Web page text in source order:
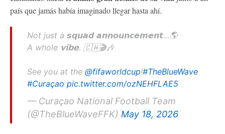
país que jamás había imaginado llegar hasta ahí.
Not just a 𝙨𝙦𝙪𝙖𝙙 𝙖𝙣𝙣𝙤𝙪𝙣𝙘𝙚𝙢𝙚𝙣𝙩...🌎
A whole 𝘃𝗶𝗯𝗲. 🇨🇼🎬🎶
See you at the @fifaworldcup!#TheBlueWave
#Curaçao pic.twitter.com/ozNEHFLAE5
— Curaçao National Football Team
(@TheBlueWaveFFK) May 18, 2026